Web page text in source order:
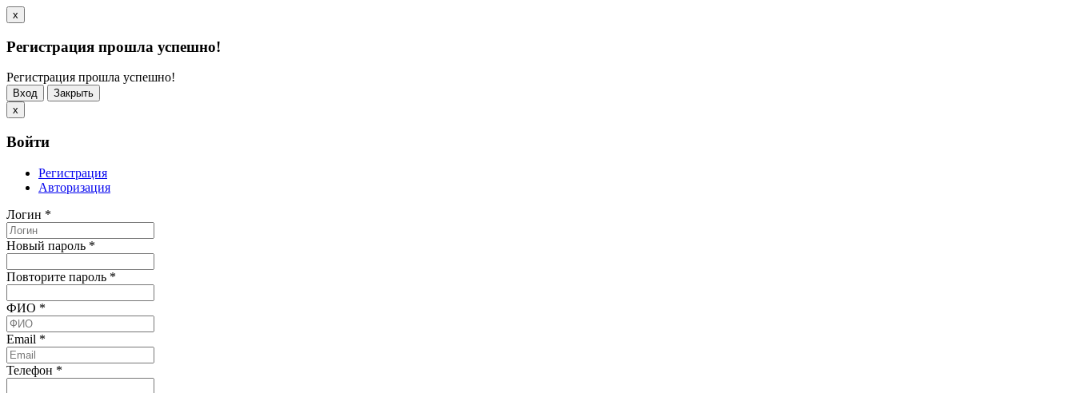
x
Регистрация прошла успешно!
Регистрация прошла успешно!
Вход
Закрыть
x
Войти
Регистрация
Авторизация
Логин *
Новый пароль *
Повторите пароль *
ФИО *
Email *
Телефон *